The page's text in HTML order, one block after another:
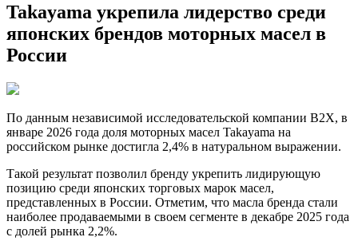
Takayama укрепила лидерство среди
японских брендов моторных масел в
России
По данным независимой исследовательской компании B2X, в
январе 2026 года доля моторных масел Takayama на
российском рынке достигла 2,4% в натуральном выражении.
Такой результат позволил бренду укрепить лидирующую
позицию среди японских торговых марок масел,
представленных в России. Отметим, что масла бренда стали
наиболее продаваемыми в своем сегменте в декабре 2025 года
с долей рынка 2,2%.